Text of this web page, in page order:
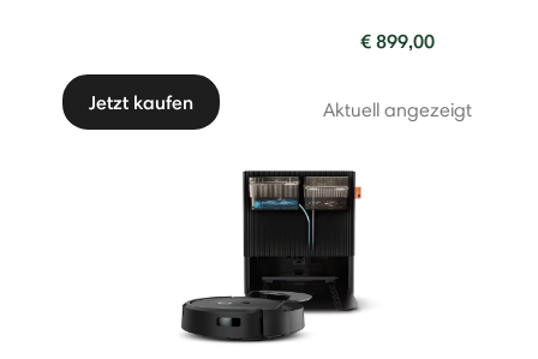
Jetzt kaufen
€ 899,00
Aktuell angezeigt